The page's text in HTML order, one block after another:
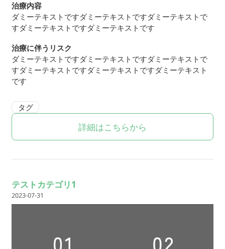
治療内容
ダミーテキストですダミーテキストですダミーテキストで
すダミーテキストですダミーテキストです
治療に伴うリスク
ダミーテキストですダミーテキストですダミーテキストで
すダミーテキストですダミーテキストですダミーテキスト
です
タグ
詳細はこちらから
テストカテゴリ1
2023-07-31